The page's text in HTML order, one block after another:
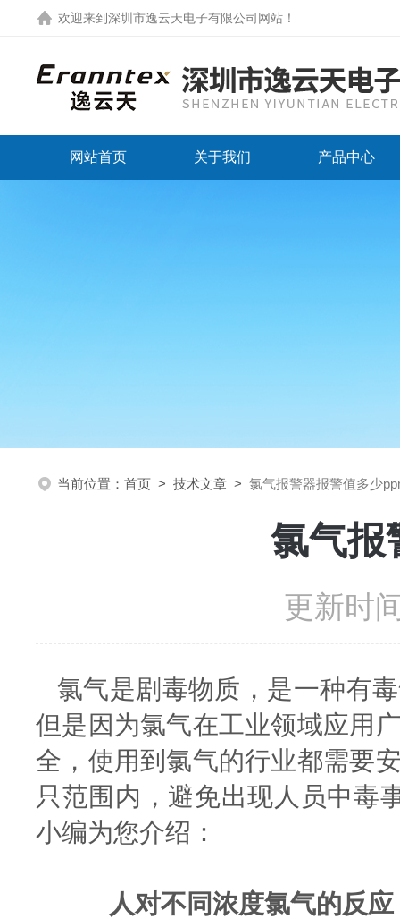
欢迎来到 深圳市逸云天电子有限公司网站 ！
网站首页 关于我们 产品中心
当前位置： 首页 > 技术文章 > 氯气报警器报警值多少
氯气报
更新时
氯气是剧毒物质，是一种有
但是因为氯气在工业领域应用
全，使用到氯气的行业都需要
只范围内，避免出现人员中毒
小编为您介绍：
人对不同浓度氯气的反应